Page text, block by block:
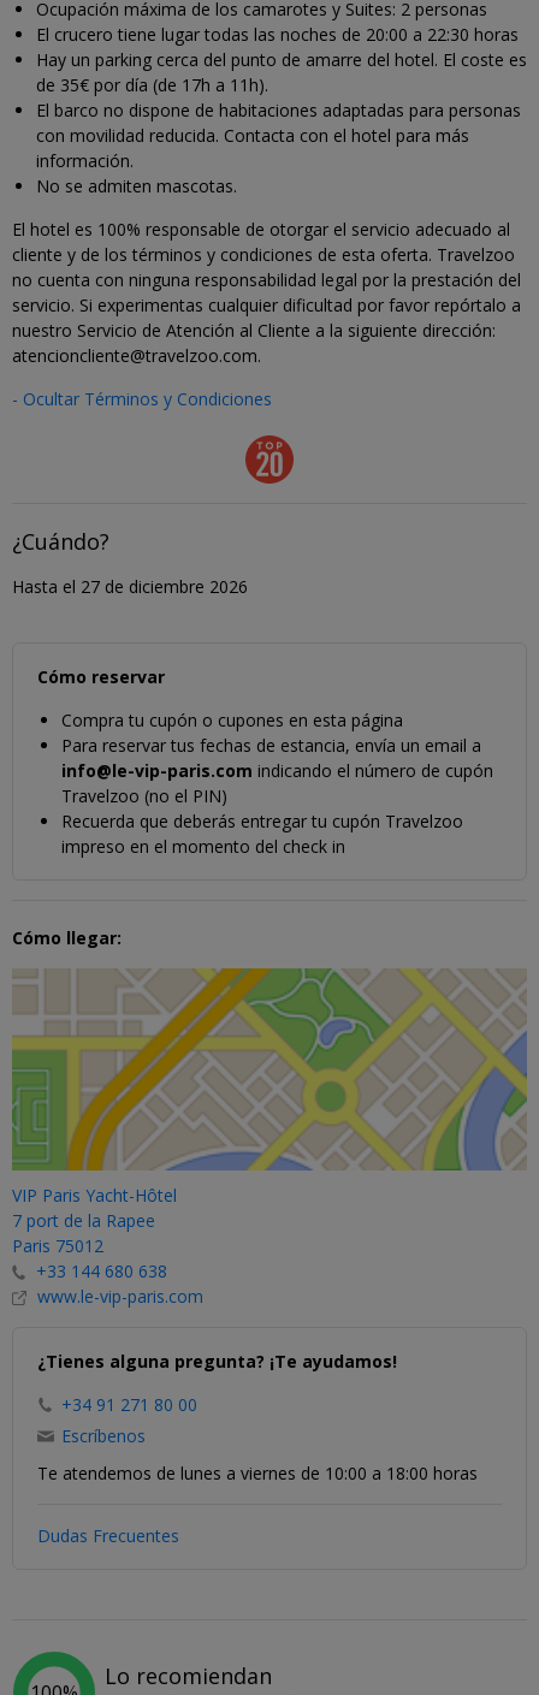
Ocupación máxima de los camarotes y Suites: 2 personas
El crucero tiene lugar todas las noches de 20:00 a 22:30 horas
Hay un parking cerca del punto de amarre del hotel. El coste es
de 35€ por día (de 17h a 11h).
El barco no dispone de habitaciones adaptadas para personas
con movilidad reducida. Contacta con el hotel para más
información.
No se admiten mascotas.
El hotel es 100% responsable de otorgar el servicio adecuado al
cliente y de los términos y condiciones de esta oferta. Travelzoo
no cuenta con ninguna responsabilidad legal por la prestación del
servicio. Si experimentas cualquier dificultad por favor repórtalo a
nuestro Servicio de Atención al Cliente a la siguiente dirección:
atencioncliente@travelzoo.com.
- Ocultar Términos y Condiciones
¿Cuándo?
Hasta el 27 de diciembre 2026
Cómo reservar
Compra tu cupón o cupones en esta página
Para reservar tus fechas de estancia, envía un email a
info@le-vip-paris.com indicando el número de cupón
Travelzoo (no el PIN)
Recuerda que deberás entregar tu cupón Travelzoo
impreso en el momento del check in
Cómo llegar:
VIP Paris Yacht-Hôtel
7 port de la Rapee
Paris 75012
+33 144 680 638
www.le-vip-paris.com
¿Tienes alguna pregunta? ¡Te ayudamos!
+34 91 271 80 00
Escríbenos
Te atendemos de lunes a viernes de 10:00 a 18:00 horas
Dudas Frecuentes
Lo recomiendan